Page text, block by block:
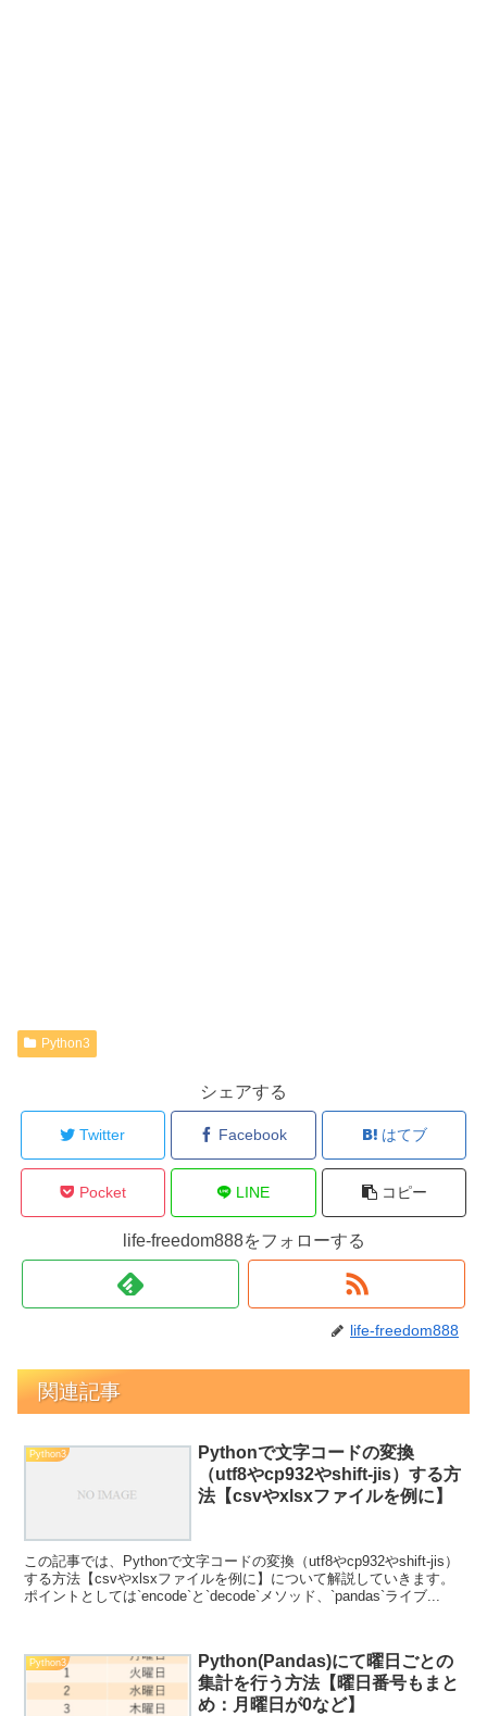
Python3
シェアする
Twitter Facebook はてブ
Pocket LINE コピー
life-freedom888をフォローする
life-freedom888
関連記事
Python3
Pythonで文字コードの変換
（utf8やcp932やshift-jis）する方
法【csvやxlsxファイルを例に】
この記事では、Pythonで文字コードの変換（utf8やcp932やshift-jis）
する方法【csvやxlsxファイルを例に】について解説していきます。
ポイントとしては`encode`と`decode`メソッド、`pandas`ライブ...
Python3
Python(Pandas)にて曜日ごとの
集計を行う方法【曜日番号もまと
め：月曜日が0など】